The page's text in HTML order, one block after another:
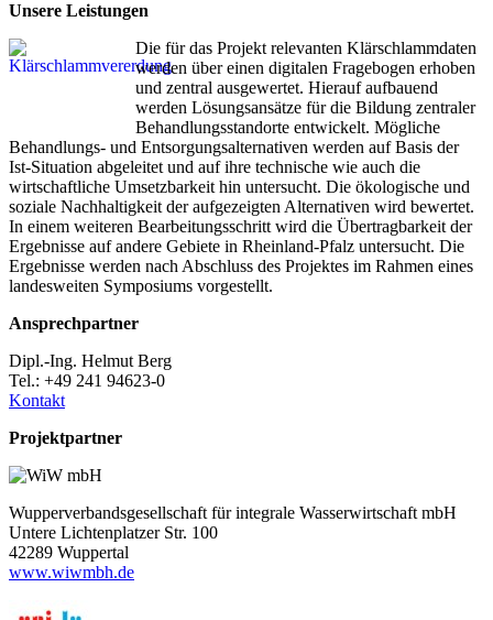
Unsere Leistungen
Die fürdas Projekt relevanten Klärschlammdaten
werden über einen digitalen Fragebogen erhoben
und zentral ausgewertet. Hierauf aufbauend
werden Lösungsansätze für die Bildung zentraler
Behandlungsstandorte entwickelt. Mögliche
Behandlungs- und Entsorgungsalternativen werden auf Basis der
Ist-Situation abgeleitet und auf ihre technische wie auch die
wirtschaftliche Umsetzbarkeit hin untersucht. Die ökologische und
soziale Nachhaltigkeit der aufgezeigten Alternativen wird bewertet.
In einem weiteren Bearbeitungsschritt wird die Übertragbarkeit der
Ergebnisse auf andere Gebiete in Rheinland-Pfalz untersucht. Die
Ergebnisse werden nach Abschluss des Projektes im Rahmen eines
landesweiten Symposiums vorgestellt.
Ansprechpartner
Dipl.-Ing. Helmut Berg
Tel.: +49 241 94623-0
Kontakt
Projektpartner
Wupperverbandsgesellschaft für integrale Wasserwirtschaft mbH
Untere Lichtenplatzer Str. 100
42289 Wuppertal
www.wiwmbh.de